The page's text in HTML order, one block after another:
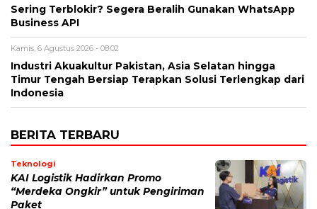
Sering Terblokir? Segera Beralih Gunakan WhatsApp
Business API
Kamis, 6 Agustus 2026 - 08:02
Industri Akuakultur Pakistan, Asia Selatan hingga
Timur Tengah Bersiap Terapkan Solusi Terlengkap dari
Indonesia
BERITA TERBARU
Teknologi
KAI Logistik Hadirkan Promo
“Merdeka Ongkir” untuk Pengiriman
Paket